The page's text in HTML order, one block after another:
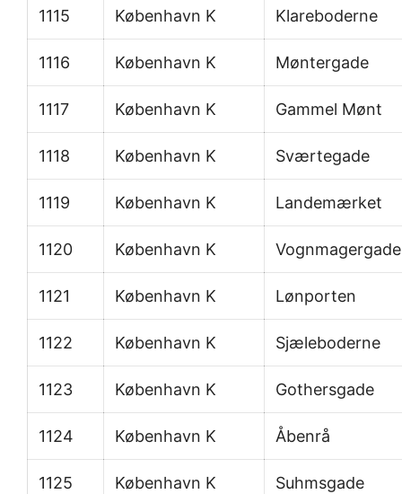
1115 København K Klareboderne
1116 København K Møntergade
1117 København K Gammel Mønt
1118 København K Sværtegade
1119 København K Landemærket
1120 København K Vognmagergade
1121 København K Lønporten
1122 København K Sjæleboderne
1123 København K Gothersgade
1124 København K Åbenrå
1125 København K Suhmsgade